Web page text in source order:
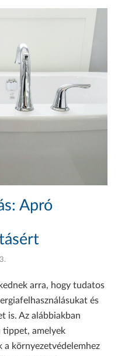
Apró
arra, hogy tudatos
és
is. Az alábbiakban
tippet, amelyek
a környezetvédelemhez